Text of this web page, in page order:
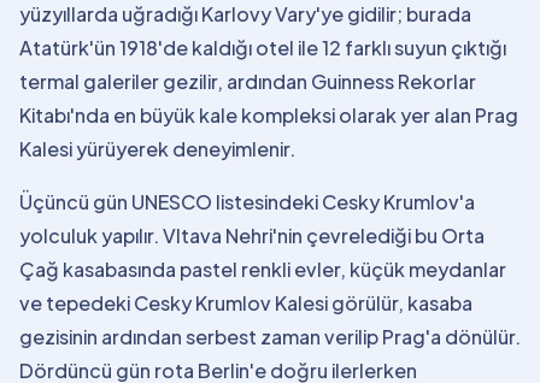
yüzyıllarda uğradığı Karlovy Vary'ye gidilir; burada
Atatürk'ün 1918'de kaldığı otel ile 12 farklı suyun çıktığı
termal galeriler gezilir, ardından Guinness Rekorlar
Kitabı'nda en büyük kale kompleksi olarak yer alan Prag
Kalesi yürüyerek deneyimlenir.
Üçüncü gün UNESCO listesindeki Cesky Krumlov'a
yolculuk yapılır. Vltava Nehri'nin çevrelediği bu Orta
Çağ kasabasında pastel renkli evler, küçük meydanlar
ve tepedeki Cesky Krumlov Kalesi görülür, kasaba
gezisinin ardından serbest zaman verilip Prag'a dönülür.
Dördüncü gün rota Berlin'e doğru ilerlerken